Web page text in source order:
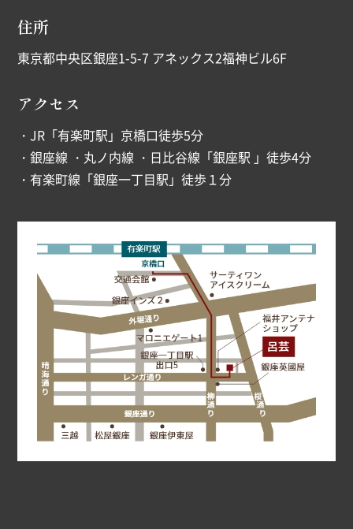
住所
東京都中央区銀座1-5-7 アネックス2福神ビル6F
アクセス
・JR「有楽町駅」京橋口徒歩5分
・銀座線 ・丸ノ内線 ・日比谷線「銀座駅 」徒歩4分
・有楽町線「銀座一丁目駅」徒歩１分